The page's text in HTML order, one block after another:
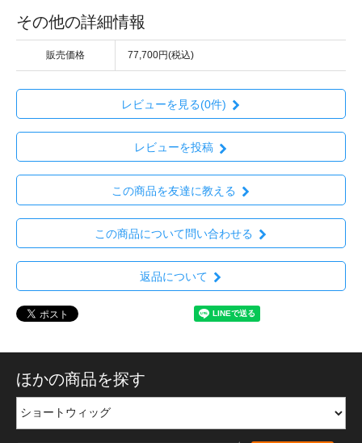
その他の詳細情報
販売価格 77,700円(税込)
レビューを見る(0件)
レビューを投稿
この商品を友達に教える
この商品について問い合わせる
返品について
ほかの商品を探す